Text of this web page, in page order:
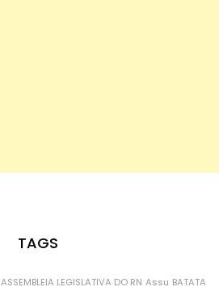
TAGS
ASSEMBLEIA LEGISLATIVA DO RN Assu BATATA